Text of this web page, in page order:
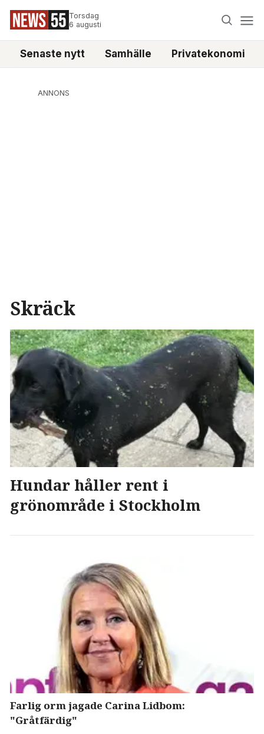
Torsdag
6 augusti
Senaste nytt Samhälle Privatekonomi
ANNONS
Skräck
Hundar håller rent i
grönområde i Stockholm
Farlig orm jagade Carina Lidbom:
"Gråtfärdig"